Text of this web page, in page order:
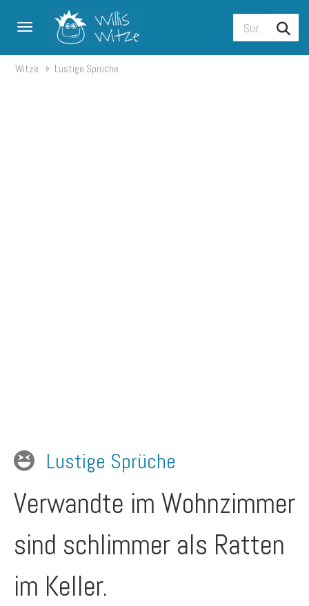
Toggle navigation
Witze Lustige Sprüche
Lustige Sprüche
Verwandte im Wohnzimmer
sind schlimmer als Ratten
im Keller.